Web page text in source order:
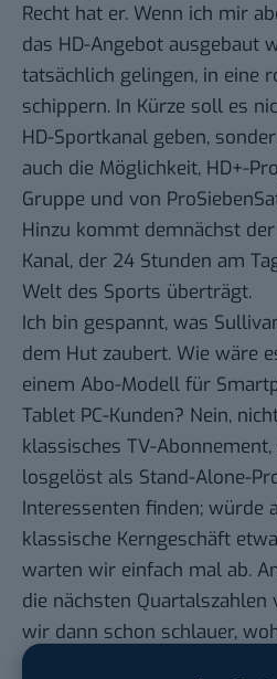
Recht hat er. Wenn ich mir
das HD-Angebot ausgebaut
tatsächlich gelingen, in eine
schippern. In Kürze soll es
HD-Sportkanal geben,
auch die Möglichkeit, HD+-
Gruppe und von
Hinzu kommt demnächst
Kanal, der 24 Stunden am
Welt des Sports überträgt.
Ich bin gespannt, was
dem Hut zaubert. Wie wäre
einem Abo-Modell für
Tablet PC-Kunden? Nein,
klassisches TV-
losgelöst als Stand-Alone-
Interessenten finden; würde
klassische Kerngeschäft
warten wir einfach mal ab.
die nächsten Quartalszahlen
wir dann schon schlauer,
welche genauere Richtung die